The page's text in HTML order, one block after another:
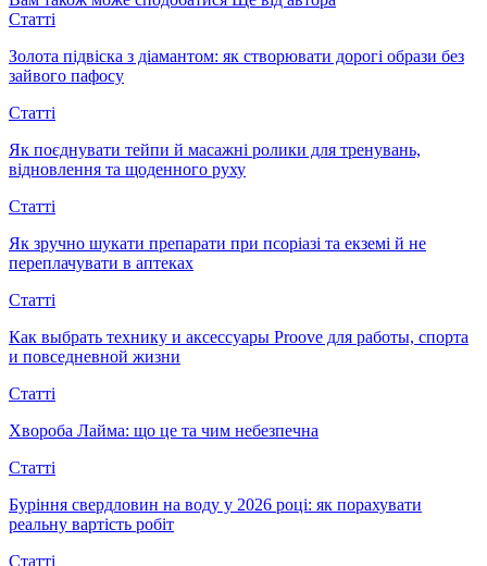
Статті
Золота підвіска з діамантом: як створювати дорогі образи без
зайвого пафосу
Статті
Як поєднувати тейпи й масажні ролики для тренувань,
відновлення та щоденного руху
Статті
Як зручно шукати препарати при псоріазі та екземі й не
переплачувати в аптеках
Статті
Как выбрать технику и аксессуары Proove для работы, спорта
и повседневной жизни
Статті
Хвороба Лайма: що це та чим небезпечна
Статті
Буріння свердловин на воду у 2026 році: як порахувати
реальну вартість робіт
Статті